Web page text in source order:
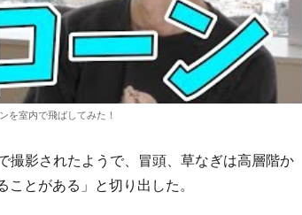
を室内で飛ばしてみた！
影されたようで、冒頭、草なぎは高層階か
とがある」と切り出した。